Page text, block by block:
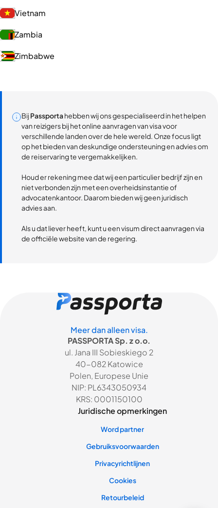
Vietnam
Zambia
Zimbabwe
BijPassportahebben wij ons gespecialiseerd in het helpen
van reizigers bij het online aanvragen van visa voor
verschillende landen over de hele wereld. Onze focus ligt
op het bieden van deskundige ondersteuning en advies om
de reiservaring te vergemakkelijken.
Houd er rekening mee dat wij een particulier bedrijf zijn en
niet verbonden zijn met een overheidsinstantie of
advocatenkantoor. Daarom bieden wij geen juridisch
advies aan.
Als u dat liever heeft, kunt u een visum direct aanvragen via
de officiële website van de regering.
Meer dan alleen visa.
PASSPORTA Sp. z o.o.
ul. Jana III Sobieskiego 2
40-082 Katowice
Polen, Europese Unie
NIP: PL6343050934
KRS: 0001150100
Juridische opmerkingen
Word partner
Gebruiksvoorwaarden
Privacyrichtlijnen
Cookies
Retourbeleid